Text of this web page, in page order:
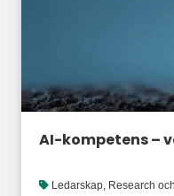
AI-kompetens –
Ledarskap, Research